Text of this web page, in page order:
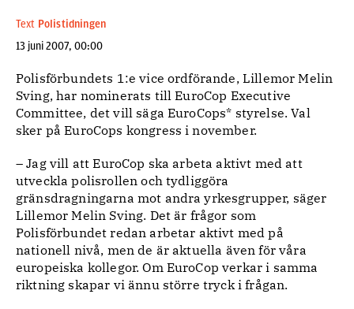
Text Polistidningen
13 juni 2007, 00:00
Polisförbundets 1:e vice ordförande, Lillemor Melin
Sving, har nominerats till EuroCop Executive
Committee, det vill säga EuroCops* styrelse. Val
sker på EuroCops kongress i november.
– Jag vill att EuroCop ska arbeta aktivt med att
utveckla polisrollen och tydliggöra
gränsdragningarna mot andra yrkesgrupper, säger
Lillemor Melin Sving. Det är frågor som
Polisförbundet redan arbetar aktivt med på
nationell nivå, men de är aktuella även för våra
europeiska kollegor. Om EuroCop verkar i samma
riktning skapar vi ännu större tryck i frågan.